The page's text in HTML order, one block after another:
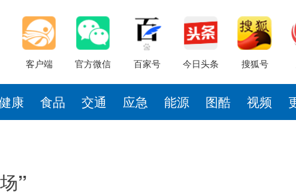
客户端 官方微信 百家号 今日头条 搜狐号
康 食品 交通 应急 能源 图酷 视频
”